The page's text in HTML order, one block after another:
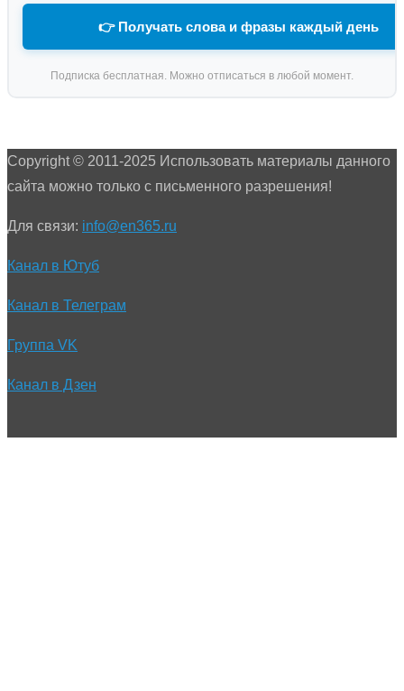
👉 Получать слова и фразы каждый день
Подписка бесплатная. Можно отписаться в любой момент.
Copyright © 2011-2025 Использовать материалы данного
сайта можно только с письменного разрешения!
Для связи: info@en365.ru
Канал в Ютуб
Канал в Телеграм
Группа VK
Канал в Дзен